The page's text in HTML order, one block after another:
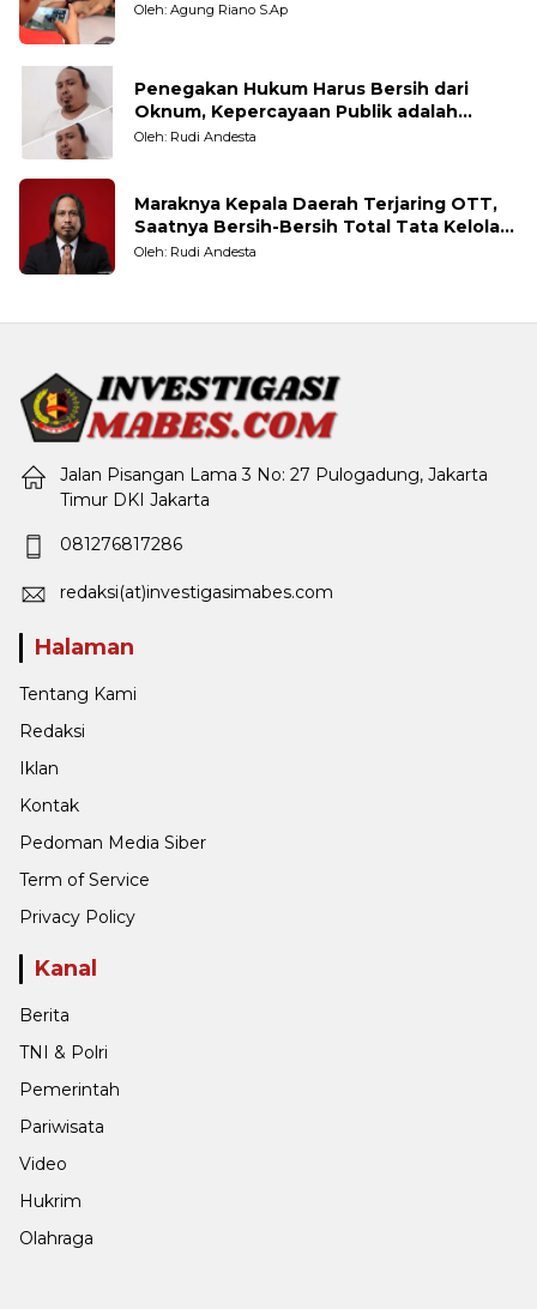
Oleh: Agung Riano S.Ap
Penegakan Hukum Harus Bersih dari
Oknum, Kepercayaan Publik adalah
Taruhannya
Oleh: Rudi Andesta
Maraknya Kepala Daerah Terjaring OTT,
Saatnya Bersih-Bersih Total Tata Kelola
Pemerintahan
Oleh: Rudi Andesta
Jalan Pisangan Lama 3 No: 27 Pulogadung, Jakarta
Timur DKI Jakarta
081276817286
redaksi(at)investigasimabes.com
Halaman
Tentang Kami
Redaksi
Iklan
Kontak
Pedoman Media Siber
Term of Service
Privacy Policy
Kanal
Berita
TNI & Polri
Pemerintah
Pariwisata
Video
Hukrim
Olahraga